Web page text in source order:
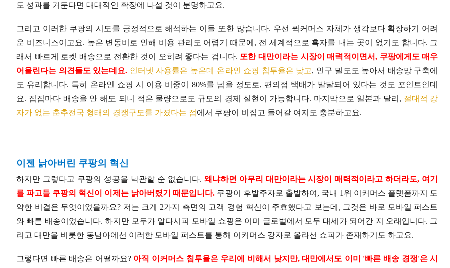
도 성과를 거둔다면 대대적인 확장에 나설 것이 분명하고요.
그리고 이러한 쿠팡의 시도를 긍정적으로 해석하는 이들 또한 많습니다. 우선 퀵커머스 자체가 생각보다 확장하기 어려
운 비즈니스이고요. 높은 변동비로 인해 비용 관리도 어렵기 때문에, 전 세계적으로 흑자를 내는 곳이 없기도 합니다. 그
래서 빠르게 로켓 배송으로 전환한 것이 오히려 좋다는 겁니다. 또한 대만이라는 시장이 매력적이면서, 쿠팡에게도 매우
어울린다는 의견들도 있는데요. 인터넷 사용률은 높은데 온라인 쇼핑 침투율은 낮고, 인구 밀도도 높아서 배송망 구축에
도 유리합니다. 특히 온라인 쇼핑 시 이용 비중이 80%를 넘을 정도로, 편의점 택배가 발달되어 있다는 것도 포인트인데
요. 집집마다 배송을 안 해도 되니 적은 물량으로도 규모의 경제 실현이 가능합니다. 마지막으로 일본과 달리, 절대적 강
자가 없는 춘추전국 형태의 경쟁구도를 가졌다는 점에서 쿠팡이 비집고 들어갈 여지도 충분하고요.
이젠 낡아버린 쿠팡의 혁신
하지만 그렇다고 쿠팡의 성공을 낙관할 순 없습니다. 왜냐하면 아무리 대만이라는 시장이 매력적이라고 하더라도, 여기
를 파고들 쿠팡의 혁신이 이제는 낡아버렸기 때문입니다. 쿠팡이 후발주자로 출발하여, 국내 1위 이커머스 플랫폼까지 도
약한 비결은 무엇이었을까요? 저는 크게 2가지 측면의 고객 경험 혁신이 주효했다고 보는데, 그것은 바로 모바일 퍼스트
와 빠른 배송이었습니다. 하지만 모두가 알다시피 모바일 쇼핑은 이미 글로벌에서 모두 대세가 되어간 지 오래입니다. 그
리고 대만을 비롯한 동남아에선 이러한 모바일 퍼스트를 통해 이커머스 강자로 올라선 쇼피가 존재하기도 하고요.
그렇다면 빠른 배송은 어떨까요? 아직 이커머스 침투율은 우리에 비해서 낮지만, 대만에서도 이미 '빠른 배송 경쟁'은 시